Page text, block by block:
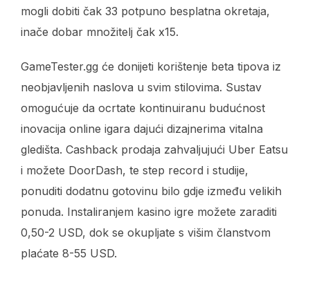
mogli dobiti čak 33 potpuno besplatna okretaja,
inače dobar množitelj čak x15.
GameTester.gg će donijeti korištenje beta tipova iz
neobjavljenih naslova u svim stilovima. Sustav
omogućuje da ocrtate kontinuiranu budućnost
inovacija online igara dajući dizajnerima vitalna
gledišta. Cashback prodaja zahvaljujući Uber Eatsu
i možete DoorDash, te step record i studije,
ponuditi dodatnu gotovinu bilo gdje između velikih
ponuda. Instaliranjem kasino igre možete zaraditi
0,50-2 USD, dok se okupljate s višim članstvom
plaćate 8-55 USD.